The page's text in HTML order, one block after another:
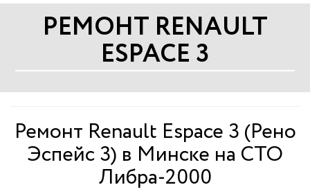
РЕМОНТ RENAULT
ESPACE 3
Ремонт Renault Espace 3 (Рено
Эспейс 3) в Минске на СТО
Либра-2000